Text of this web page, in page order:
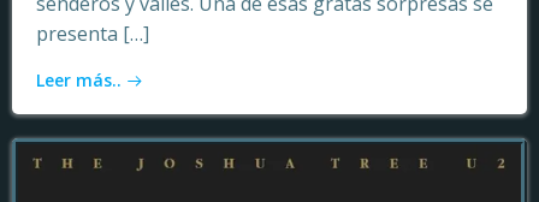
presenta […]
Leer más..